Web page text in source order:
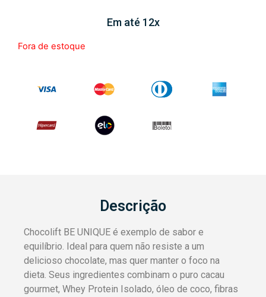
Em até 12x
Fora de estoque
Descrição
Chocolift BE UNIQUE é exemplo de sabor e
equilíbrio. Ideal para quem não resiste a um
delicioso chocolate, mas quer manter o foco na
dieta. Seus ingredientes combinam o puro cacau
gourmet, Whey Protein Isolado, óleo de coco, fibras